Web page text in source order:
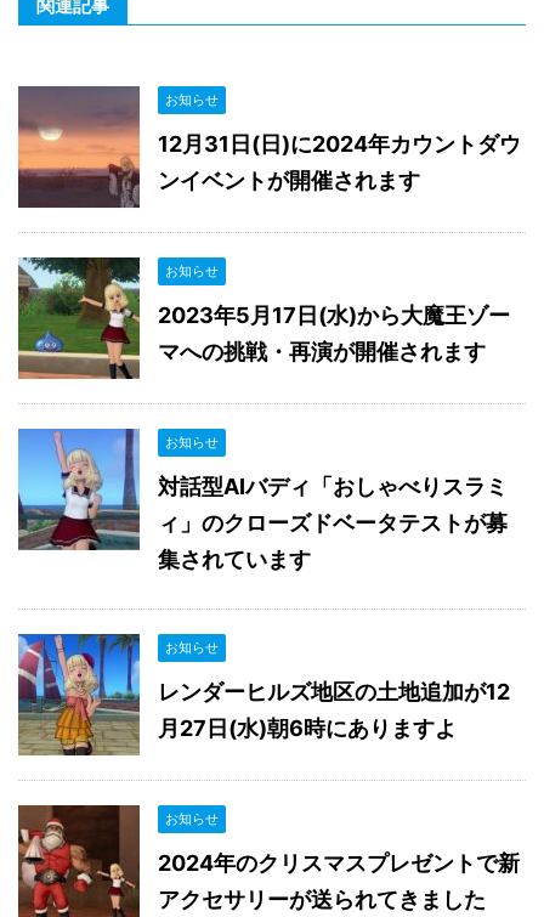
関連記事
お知らせ
12月31日(日)に2024年カウントダウ
ンイベントが開催されます
お知らせ
2023年5月17日(水)から大魔王ゾー
マへの挑戦・再演が開催されます
お知らせ
対話型AIバディ「おしゃべりスラミ
ィ」のクローズドベータテストが募
集されています
お知らせ
レンダーヒルズ地区の土地追加が12
月27日(水)朝6時にありますよ
お知らせ
2024年のクリスマスプレゼントで新
アクセサリーが送られてきました